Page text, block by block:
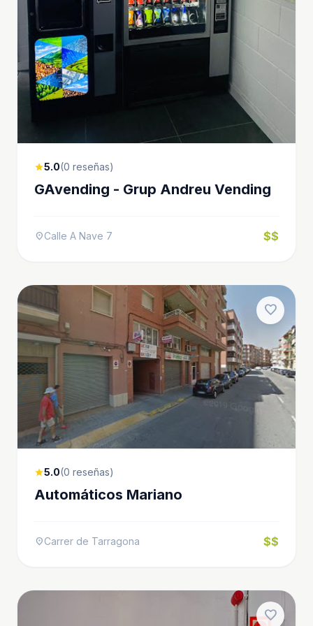
star5.0(0 reseñas)
GAvending - Grup Andreu Vending
location_onCalle A Nave 7 $$
favorite
star5.0(0 reseñas)
Automáticos Mariano
location_onCarrer de Tarragona $$
favorite